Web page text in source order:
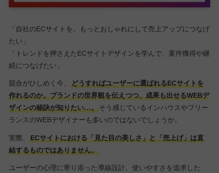
「自社のECサイトを、もっとおしゃれにして売上アップにつなげ
たい」
「トレンドを押さえたECサイトデザインを学んで、案件獲得や継
続につなげたい」
競合がひしめく今、
どうすればユーザーに選ばれるECサイトを
作れるのか。ブランドの世界観を伝えつつ、成果も出せるWEBデ
ザインの秘訣が知りたい…。そう感じているインハウスやフリー
ランスのWEBデザイナーも多いのではないでしょうか。
実際、
ECサイトにおける「見た目の美しさ」と「売上げ」は直
結するものではありません。
ユーザーの心理に寄り添った導線設計、使いやすさを追求した